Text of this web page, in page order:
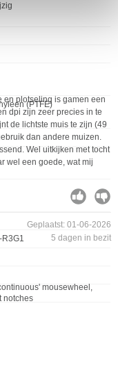
(PTFE)
en plotseling is gamen een
dpi zijn zeer precies in te
de lichtste muis te zijn (49
dan andere muizen.
Wel uitkijken met tocht
wel een goede, wat mij
Geplaatst: 01-06-2026
5 dagen in bezit
mousewheel,
notches